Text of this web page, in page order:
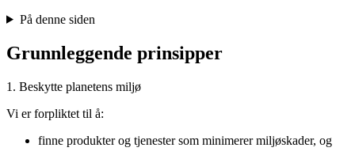
På denne siden
Grunnleggende prinsipper
1. Beskytte planetens miljø
Vi er forpliktet til å:
finne produkter og tjenester som minimerer miljøskader, og